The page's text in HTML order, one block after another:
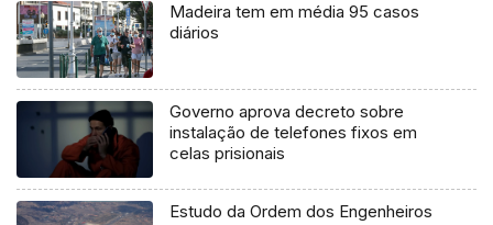
Madeira tem em média 95 casos
diários
Governo aprova decreto sobre
instalação de telefones fixos em
celas prisionais
Estudo da Ordem dos Engenheiros